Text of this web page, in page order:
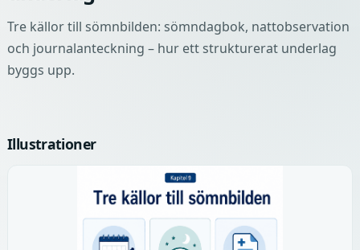
Tre källor till sömnbilden: sömndagbok, nattobservation
och journalanteckning – hur ett strukturerat underlag
byggs upp.
Illustrationer